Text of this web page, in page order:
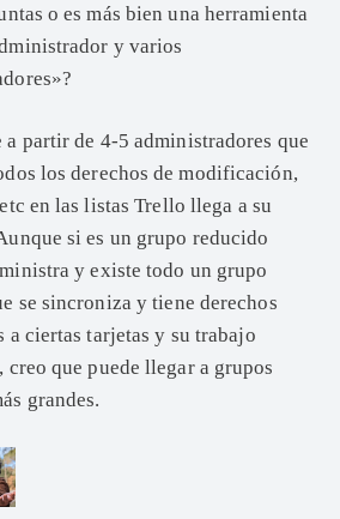
o es más bien una herramienta
y varios
a partir de 4-5 administradores que
los derechos de modificación,
en las listas Trello llega a su
si es un grupo reducido
y existe todo un grupo
se sincroniza y tiene derechos
a ciertas tarjetas y su trabajo
creo que puede llegar a grupos
grandes.